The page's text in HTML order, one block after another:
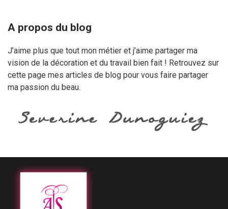
A propos du blog
J’aime plus que tout mon métier et j’aime partager ma
vision de la décoration et du travail bien fait ! Retrouvez sur
cette page mes articles de blog pour vous faire partager
ma passion du beau.